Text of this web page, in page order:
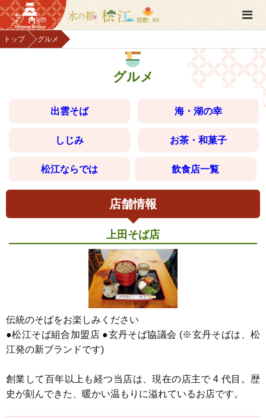
指数: 40
トップ グルメ
グルメ
出雲そば 海・湖の幸
しじみ お茶・和菓子
松江ならでは 飲食店一覧
店舗情報
上田そば店
伝統のそばをお楽しみください
●松江そば組合加盟店 ●玄丹そば協議会 (※玄丹そばは、松
江発の新ブランドです)
創業して百年以上も経つ当店は、現在の店主で 4 代目。歴
史が刻んできた、暖かい温もりに溢れているお店です。